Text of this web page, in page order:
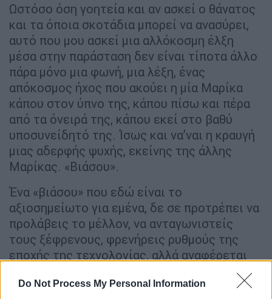
Do Not Process My Personal Information
Ωστόσο όση γοητεία και αν ασκεί ο θάνατος
και τα όποια σκοτάδια μπορεί να ανασύρει,
αυτό που μου ασκεί μια αλλόκοσμη έλξη
μέσα στην παράσταση δεν είναι τίποτα άλλο
πάρα μόνο μια φωνή, μια λέξη, ένας
απόκοσμος ήχος που ακούει η μία Μαρίκα
κάπου στον ύπνο της, κάπου πίσω και πέρα
από τα όνειρά της, κάπου εκεί στο βαθύ
υποσυνείδητό της. Ίσως και να’ναι η κραυγή
μιας αδερφής ψυχής, εκείνης της άλλης
Μαρίκας. «Βιάσου».
Ένα «βιάσου» που εδώ είναι το
αξιοσημείωτο για εμένα, δε σε προτρέπει να
προλάβεις το μέλλον, να ανταγωνιστείς
τους ξέφρενους, φρενήρεις ρυθμούς της
εποχής της τεχνολογίας, αλλά αναφέρεται
στο παρελθόν. Βιάσου να γυρίσεις λίγο πίσω,
να συγχωρέσεις εαυτόν και αλλήλους, να